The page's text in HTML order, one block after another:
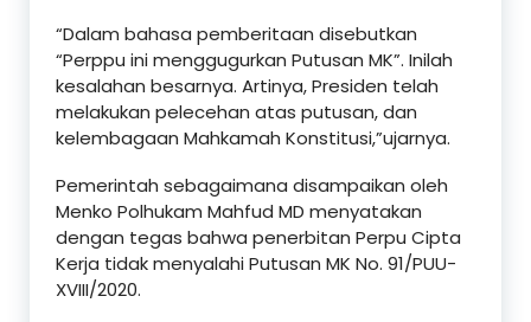
“Dalam bahasa pemberitaan disebutkan
“Perppu ini menggugurkan Putusan MK”. Inilah
kesalahan besarnya. Artinya, Presiden telah
melakukan pelecehan atas putusan, dan
kelembagaan Mahkamah Konstitusi,”ujarnya.
Pemerintah sebagaimana disampaikan oleh
Menko Polhukam Mahfud MD menyatakan
dengan tegas bahwa penerbitan Perpu Cipta
Kerja tidak menyalahi Putusan MK No. 91/PUU-
XVIII/2020.